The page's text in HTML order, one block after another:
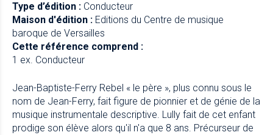
Type d’édition : Conducteur
Maison d'édition : Editions du Centre de musique
baroque de Versailles
Cette référence comprend :
1 ex. Conducteur
Jean-Baptiste-Ferry Rebel « le père », plus connu sous le
nom de Jean-Ferry, fait figure de pionnier et de génie de la
musique instrumentale descriptive. Lully fait de cet enfant
prodige son élève alors qu'il n'a que 8 ans. Précurseur de